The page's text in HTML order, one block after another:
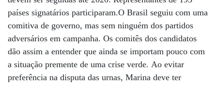
países signatários participaram.O Brasil seguiu com uma
comitiva de governo, mas sem ninguém dos partidos
adversários em campanha. Os comitês dos candidatos
dão assim a entender que ainda se importam pouco com
a situação premente de uma crise verde. Ao evitar
preferência na disputa das urnas, Marina deve ter